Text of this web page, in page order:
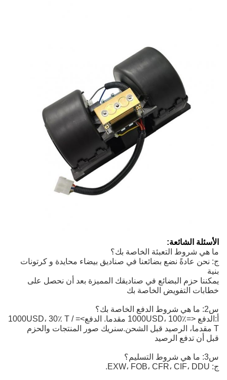
الأسئلة الشائعة:
ما هي شروط التعبئة الخاصة بك؟
ج: نحن عادةً نضع بضائعنا في صناديق بيضاء محايدة و كرتونات
بنية
يمكننا حزم البضائع في صناديقك المميزة بعد أن نحصل على
خطابات التفويض الخاصة بك
س2: ما هي شروط الدفع الخاصة بك؟
أ:
الدفع <=1000USD، 100٪ مقدما. الدفع>=1000USD، 30٪ T /
T مقدما، الرصيد قبل الشحن.
سنريك صور المنتجات والحزم
قبل أن تدفع الرصيد
س3: ما هي شروط التسليم؟
ج: EXW، FOB، CFR، CIF، DDU.